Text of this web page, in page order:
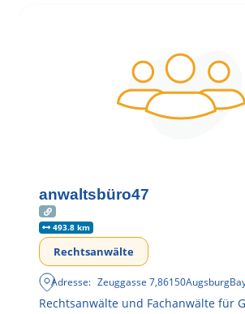
anwaltsbüro47
493.8 km
Rechtsanwälte
Adresse: Zeuggasse 7,86150Augsburg
Rechtsanwälte und Fachanwälte für